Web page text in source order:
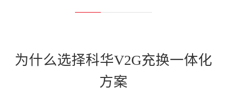
为什么选择科华V2G充换一体化
方案